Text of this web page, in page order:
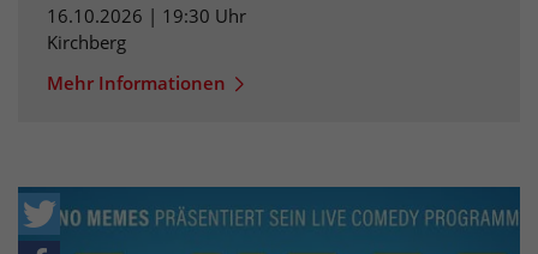
16.10.2026 | 19:30 Uhr
Kirchberg
Mehr Informationen